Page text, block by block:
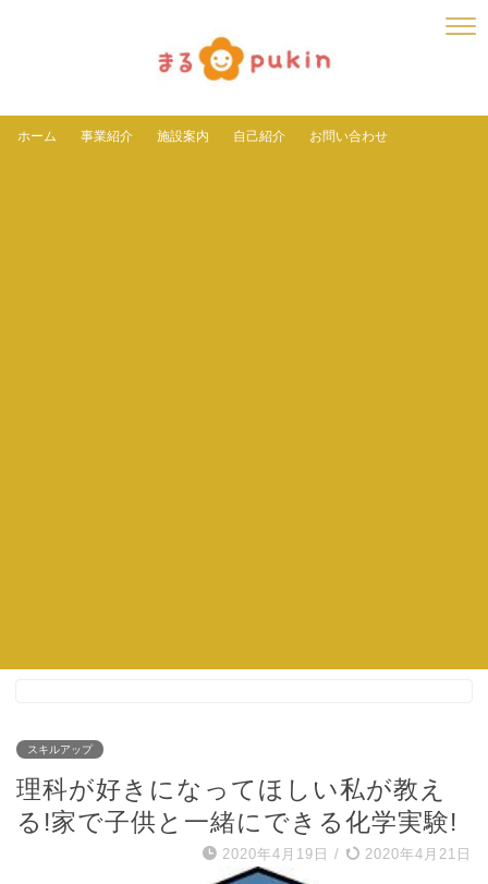
ホーム 事業紹介 施設案内 自己紹介 お問い合わせ
スキルアップ
理科が好きになってほしい私が教え
る!家で子供と一緒にできる化学実験!
2020年4月19日 / 2020年4月21日